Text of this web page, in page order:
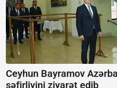
Ceyhun Bayramov
səfirliyini ziyarət edib